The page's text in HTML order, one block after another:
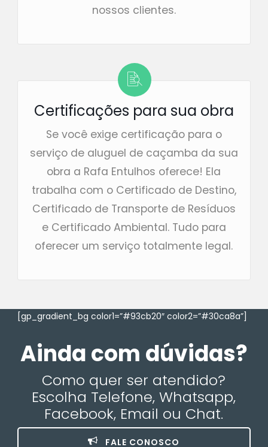
nossos clientes.
Certificações para sua obra
Se você exige certificação para o
serviço de aluguel de caçamba da sua
obra a Rafa Entulhos oferece! Ela
trabalha com o Certificado de Destino,
Certificado de Transporte de Resíduos
e Certificado Ambiental. Tudo para
oferecer um serviço totalmente legal.
[gp_gradient_bg color1=”#93cb20″ color2=”#30ca8a”]
Ainda com dúvidas?
Como quer ser atendido?
Escolha Telefone, Whatsapp,
Facebook, Email ou Chat.
FALE CONOSCO